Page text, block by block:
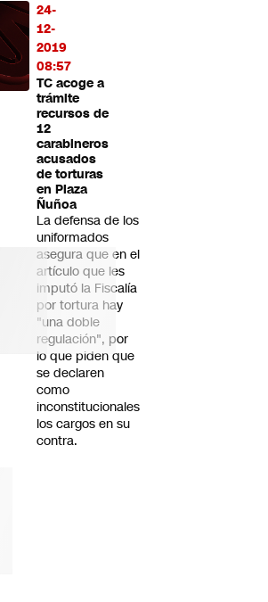
24-
12-
2019
08:57
TC acoge a
trámite
recursos de
12
carabineros
acusados
de torturas
en Plaza
Ñuñoa
La defensa de los
uniformados
asegura que en el
artículo que les
imputó la Fiscalía
por tortura hay
"una doble
regulación", por
lo que piden que
se declaren
como
inconstitucionales
los cargos en su
contra.